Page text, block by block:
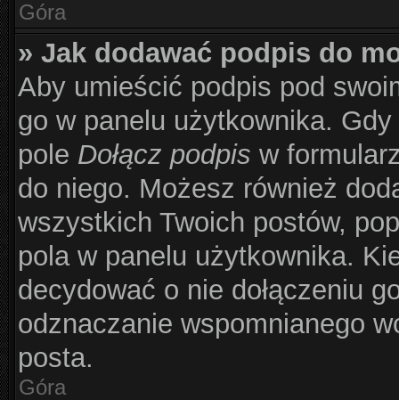
Góra
» Jak dodawać podpis do
Aby umieścić podpis pod
go w panelu użytkownika.
pole Dołącz podpis w
do niego. Możesz również
wszystkich Twoich postów,
pola w panelu użytkownika.
decydować o nie dołączeniu
odznaczanie wspomnianego
posta.
Góra